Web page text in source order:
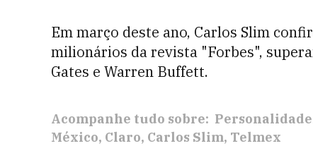
Em março deste ano, Carlos Slim
milionários da revista "Forbes",
Gates e Warren Buffett.
Acompanhe tudo sobre:
México Claro Carlos Slim Telmex